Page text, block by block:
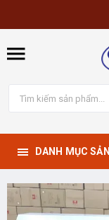
DANH MỤC